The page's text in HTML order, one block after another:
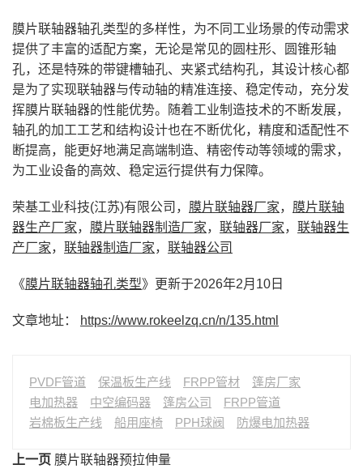
膜片联轴器轴孔类型的多样性，为不同工业场景的传动需求
提供了丰富的适配方案，无论是常见的圆柱形、圆锥形轴
孔，还是特殊的带键槽轴孔、夹紧式结构孔，其设计核心都
是为了实现联轴器与传动轴的精准连接、稳定传动，充分发
挥膜片联轴器的性能优势。随着工业制造技术的不断发展，
轴孔的加工工艺和结构设计也在不断优化，精度和适配性不
断提高，能更好地满足高端制造、精密传动等领域的需求，
为工业设备的高效、稳定运行提供有力保障。
荣基工业科技(江苏)有限公司， 膜片联轴器厂家， 膜片联轴
器生产厂家， 膜片联轴器制造厂家， 联轴器厂家， 联轴器生
产厂家， 联轴器制造厂家， 联轴器公司
《膜片联轴器轴孔类型》更新于2026年2月10日
文章地址： https://www.rokeelzq.cn/n/135.html
PVDF管道 保温板生产线 FRPP管材
篷房厂家
电加热器
中空编码器 篷房公司
FRPP管道
岩棉板生产线
船用座椅 PPH球阀 防爆电加热器
上一页 膜片联轴器预拉伸量